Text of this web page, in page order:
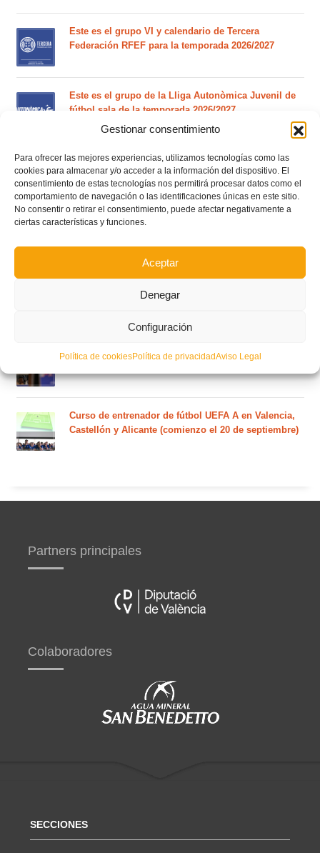
Gestionar consentimiento
Para ofrecer las mejores experiencias, utilizamos tecnologías como las
cookies para almacenar y/o acceder a la información del dispositivo. El
consentimiento de estas tecnologías nos permitirá procesar datos como el
comportamiento de navegación o las identificaciones únicas en este sitio.
No consentir o retirar el consentimiento, puede afectar negativamente a
ciertas características y funciones.
Aceptar
Denegar
Configuración
Política de cookiesPolítica de privacidadAviso Legal
Este es el grupo VI y calendario de Tercera
Federación RFEF para la temporada 2026/2027
Este es el grupo de la Lliga Autonòmica Juvenil de
fútbol sala de la temporada 2026/2027
El calendario del grupo VI de Tercera Federación
RFEF para la temporada 2026/27 se sorteará el
martes 4 de agosto
Nuevo curso de Entrenador de fútbol Licencia UEFA
plazas del curso de septiembre)
Circular nº. 5 – Normas generales de las competiciones
Curso de entrenador de fútbol UEFA B en Valencia,
Curso de entrenador de fútbol UEFA A en Valencia,
Castellón y Alicante (comienzo el 20 de septiembre)
Partners principales
Colaboradores
SECCIONES